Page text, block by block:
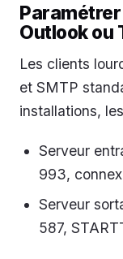
Outlook ou
Les clients
et SMTP
installations,
Serveur
993,
Serveur
587,